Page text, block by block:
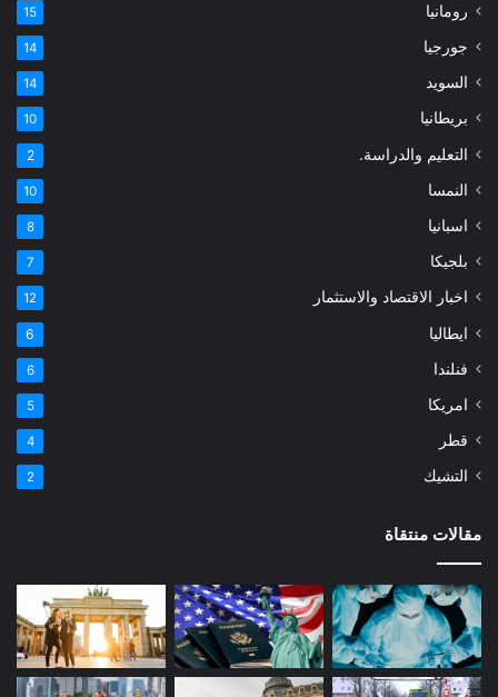
رومانيا 15
جورجيا 14
السويد 14
بريطانيا 10
التعليم والدراسة. 2
النمسا 10
اسبانيا 8
بلجيكا 7
اخبار الاقتصاد والاستثمار 12
ايطاليا 6
فنلندا 6
امريكا 5
قطر 4
التشيك 2
مقالات منتقاة